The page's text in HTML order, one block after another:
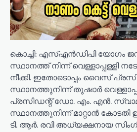
കൊച്ചി: എസ്എൻഡിപി യോഗം
സ്ഥാനത്ത് നിന്ന് വെള്ളാപ്പള്ളി
നീക്കി. ഇതോടൊപ്പം വൈസ്
സ്ഥാനത്തുനിന്ന് തുഷാർ
പ്രസിഡന്റ് ഡോ. എം. എൻ.
സ്ഥാനത്തുനിന്ന് മാറ്റാൻ കോടതി
ടി. ആർ. രവി അധ്യക്ഷനായ